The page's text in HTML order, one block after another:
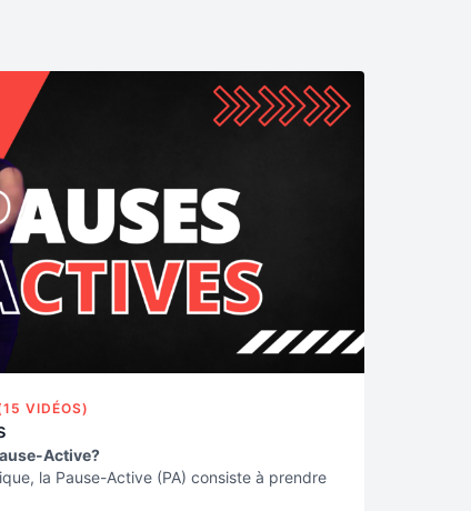
VIDÉOS)
Active?
la Pause-Active (PA) consiste à prendre
pause pour bouger, se dégourdir les